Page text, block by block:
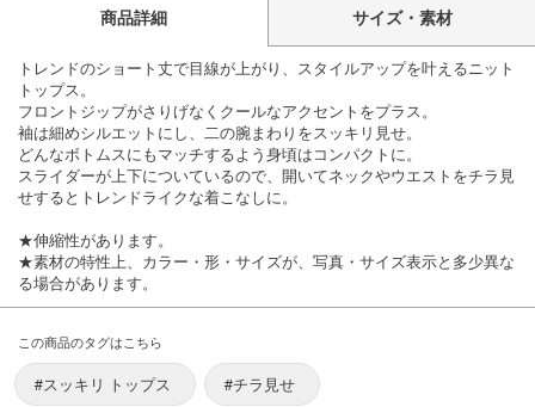
商品詳細 サイズ・素材
トレンドのショート丈で目線が上がり、スタイルアップを叶えるニット
トップス。
フロントジップがさりげなくクールなアクセントをプラス。
袖は細めシルエットにし、二の腕まわりをスッキリ見せ。
どんなボトムスにもマッチするよう身頃はコンパクトに。
スライダーが上下についているので、開いてネックやウエストをチラ見
せするとトレンドライクな着こなしに。
★伸縮性があります。
★素材の特性上、カラー・形・サイズが、写真・サイズ表示と多少異な
る場合があります。
この商品のタグはこちら
#スッキリ トップス #チラ見せ